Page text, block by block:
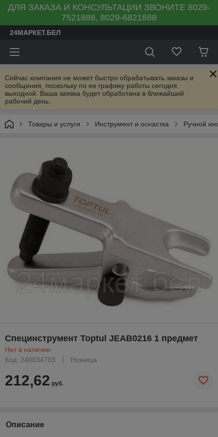
ДЛЯ ЗАКАЗА И КОНСУЛЬТАЦИИ ЗВОНИТЕ 8029-
7521888, 8029-6821888
24МАРКЕТ.БЕЛ
Сейчас компания не может быстро обрабатывать заказы и
сообщения, поскольку по ее графику работы сегодня
выходной. Ваша заявка будет обработана в ближайший
рабочий день.
Товары и услуги Инструмент и оснастка Ручной
Специнструмент Toptul JEAB0216 1 предмет
Нет в наличии
Код: 240034703
Розница
212,62 руб.
Описание